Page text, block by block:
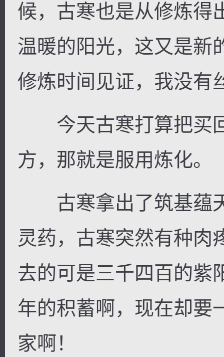
候，古寒也是从修炼得
温暖的阳光，这又是新
修炼时间见证，我没有
今天古寒打算把买
方，那就是服用炼化。
古寒拿出了筑基蕴
灵药，古寒突然有种肉
去的可是三千四百的紫
年的积蓄啊，现在却要
家啊！